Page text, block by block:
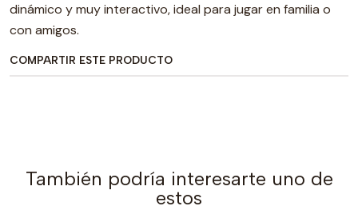
dinámico y muy interactivo, ideal para jugar en familia o
con amigos.
COMPARTIR ESTE PRODUCTO
También podría interesarte uno de
estos